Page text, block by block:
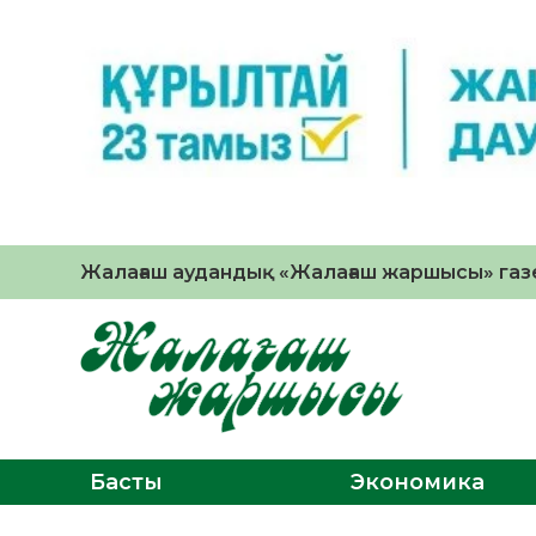
Жалағаш аудандық «Жалағаш жаршысы»
Басты Экономика